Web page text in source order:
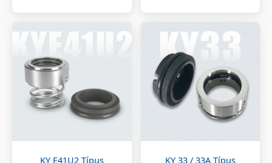
KY E41U2 Típus KY 33 / 33A Típus